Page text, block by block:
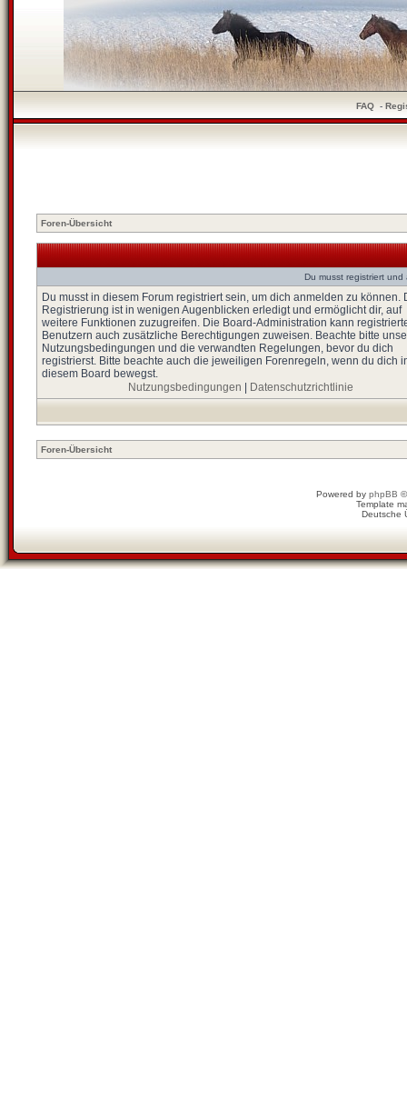
FAQ -
Foren-Übersicht
Du musst registriert
Du musst in diesem Forum registriert sein, um dich anmelden zu können.
Registrierung ist in wenigen Augenblicken erledigt und ermöglicht dir, auf
weitere Funktionen zuzugreifen. Die Board-Administration kann
Benutzern auch zusätzliche Berechtigungen zuweisen. Beachte bitte
Nutzungsbedingungen und die verwandten Regelungen, bevor du dich
registrierst. Bitte beachte auch die jeweiligen Forenregeln, wenn du dich
diesem Board bewegst.
Nutzungsbedingungen
Datenschutzrichtlinie
Foren-Übersicht
Powered by phpBB
Template
Deutsche